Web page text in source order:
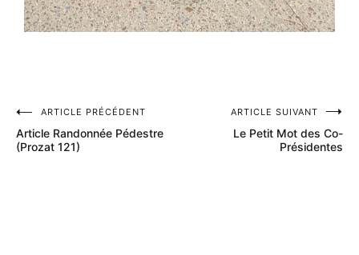
ARTICLE PRÉCÉDENT
Article Randonnée Pédestre
(Prozat 121)
ARTICLE SUIVANT
Le Petit Mot des Co-
Présidentes